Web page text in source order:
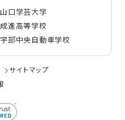
山口学芸大学
成進高等学校
宇部中央自動車学校
サイトマップ